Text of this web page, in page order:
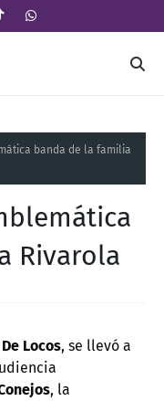
banda de la familia
Rivarola
De Locos, se llevó a
, la